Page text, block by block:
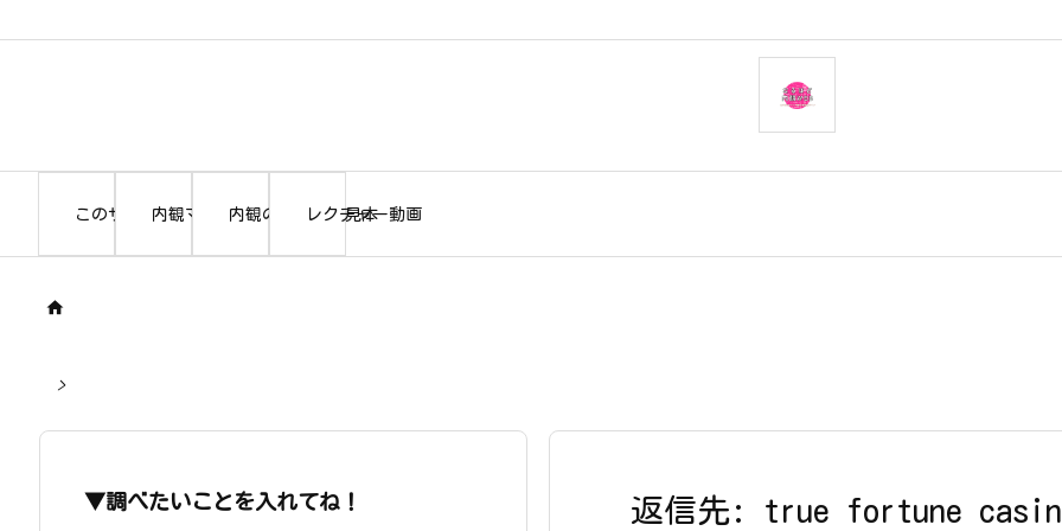
このサイトについて内観マニュアル本編内観の書き出し見本
レクチャー動画

>
返信先: true fortune
▼調べたいことを入れてね！